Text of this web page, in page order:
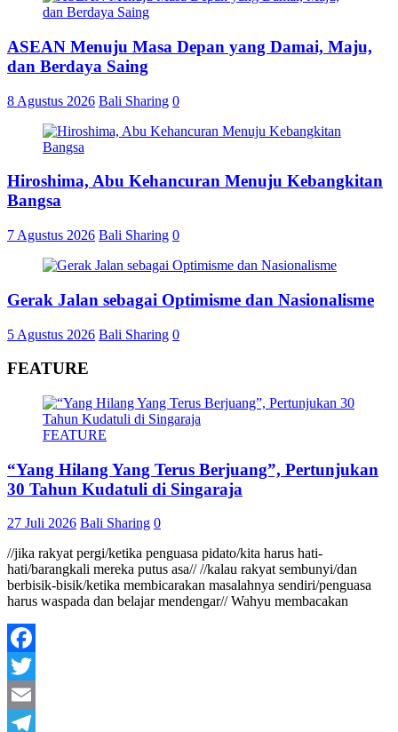
ASEAN Menuju Masa Depan yang Damai, Maju,
dan Berdaya Saing
8 Agustus 2026 Bali Sharing 0
Hiroshima, Abu Kehancuran Menuju Kebangkitan
Bangsa
7 Agustus 2026 Bali Sharing 0
Gerak Jalan sebagai Optimisme dan Nasionalisme
5 Agustus 2026 Bali Sharing 0
FEATURE
FEATURE
“Yang Hilang Yang Terus Berjuang”, Pertunjukan
30 Tahun Kudatuli di Singaraja
27 Juli 2026 Bali Sharing 0
//jika rakyat pergi/ketika penguasa pidato/kita harus hati-
hati/barangkali mereka putus asa// //kalau rakyat sembunyi/dan
berbisik-bisik/ketika membicarakan masalahnya sendiri/penguasa
harus waspada dan belajar mendengar// Wahyu membacakan
Facebook
Twitter
Email